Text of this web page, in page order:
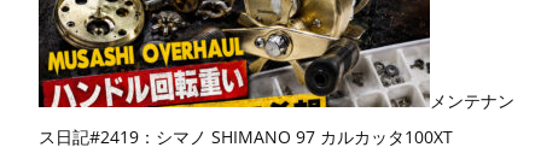
メンテナン
ス日記#2419：シマノ SHIMANO 97 カルカッタ100XT